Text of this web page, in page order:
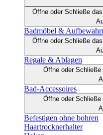
Öffne oder Schließe
Badmöbel &
Öffne oder Schließe
Regale & Ablagen
Öffne oder Schließe
Bad-Accessoires
Öffne oder Schließe
Befestigen ohne bohren
Haartrocknerhalter